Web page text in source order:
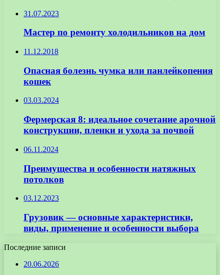
31.07.2023
Мастер по ремонту холодильников на дом
11.12.2018
Опасная болезнь чумка или панлейкопения
кошек
03.03.2024
Фермерская 8: идеальное сочетание арочной
конструкции, пленки и ухода за почвой
06.11.2024
Преимущества и особенности натяжных
потолков
03.12.2023
Грузовик — основные характеристики,
виды, применение и особенности выбора
Последние записи
20.06.2026